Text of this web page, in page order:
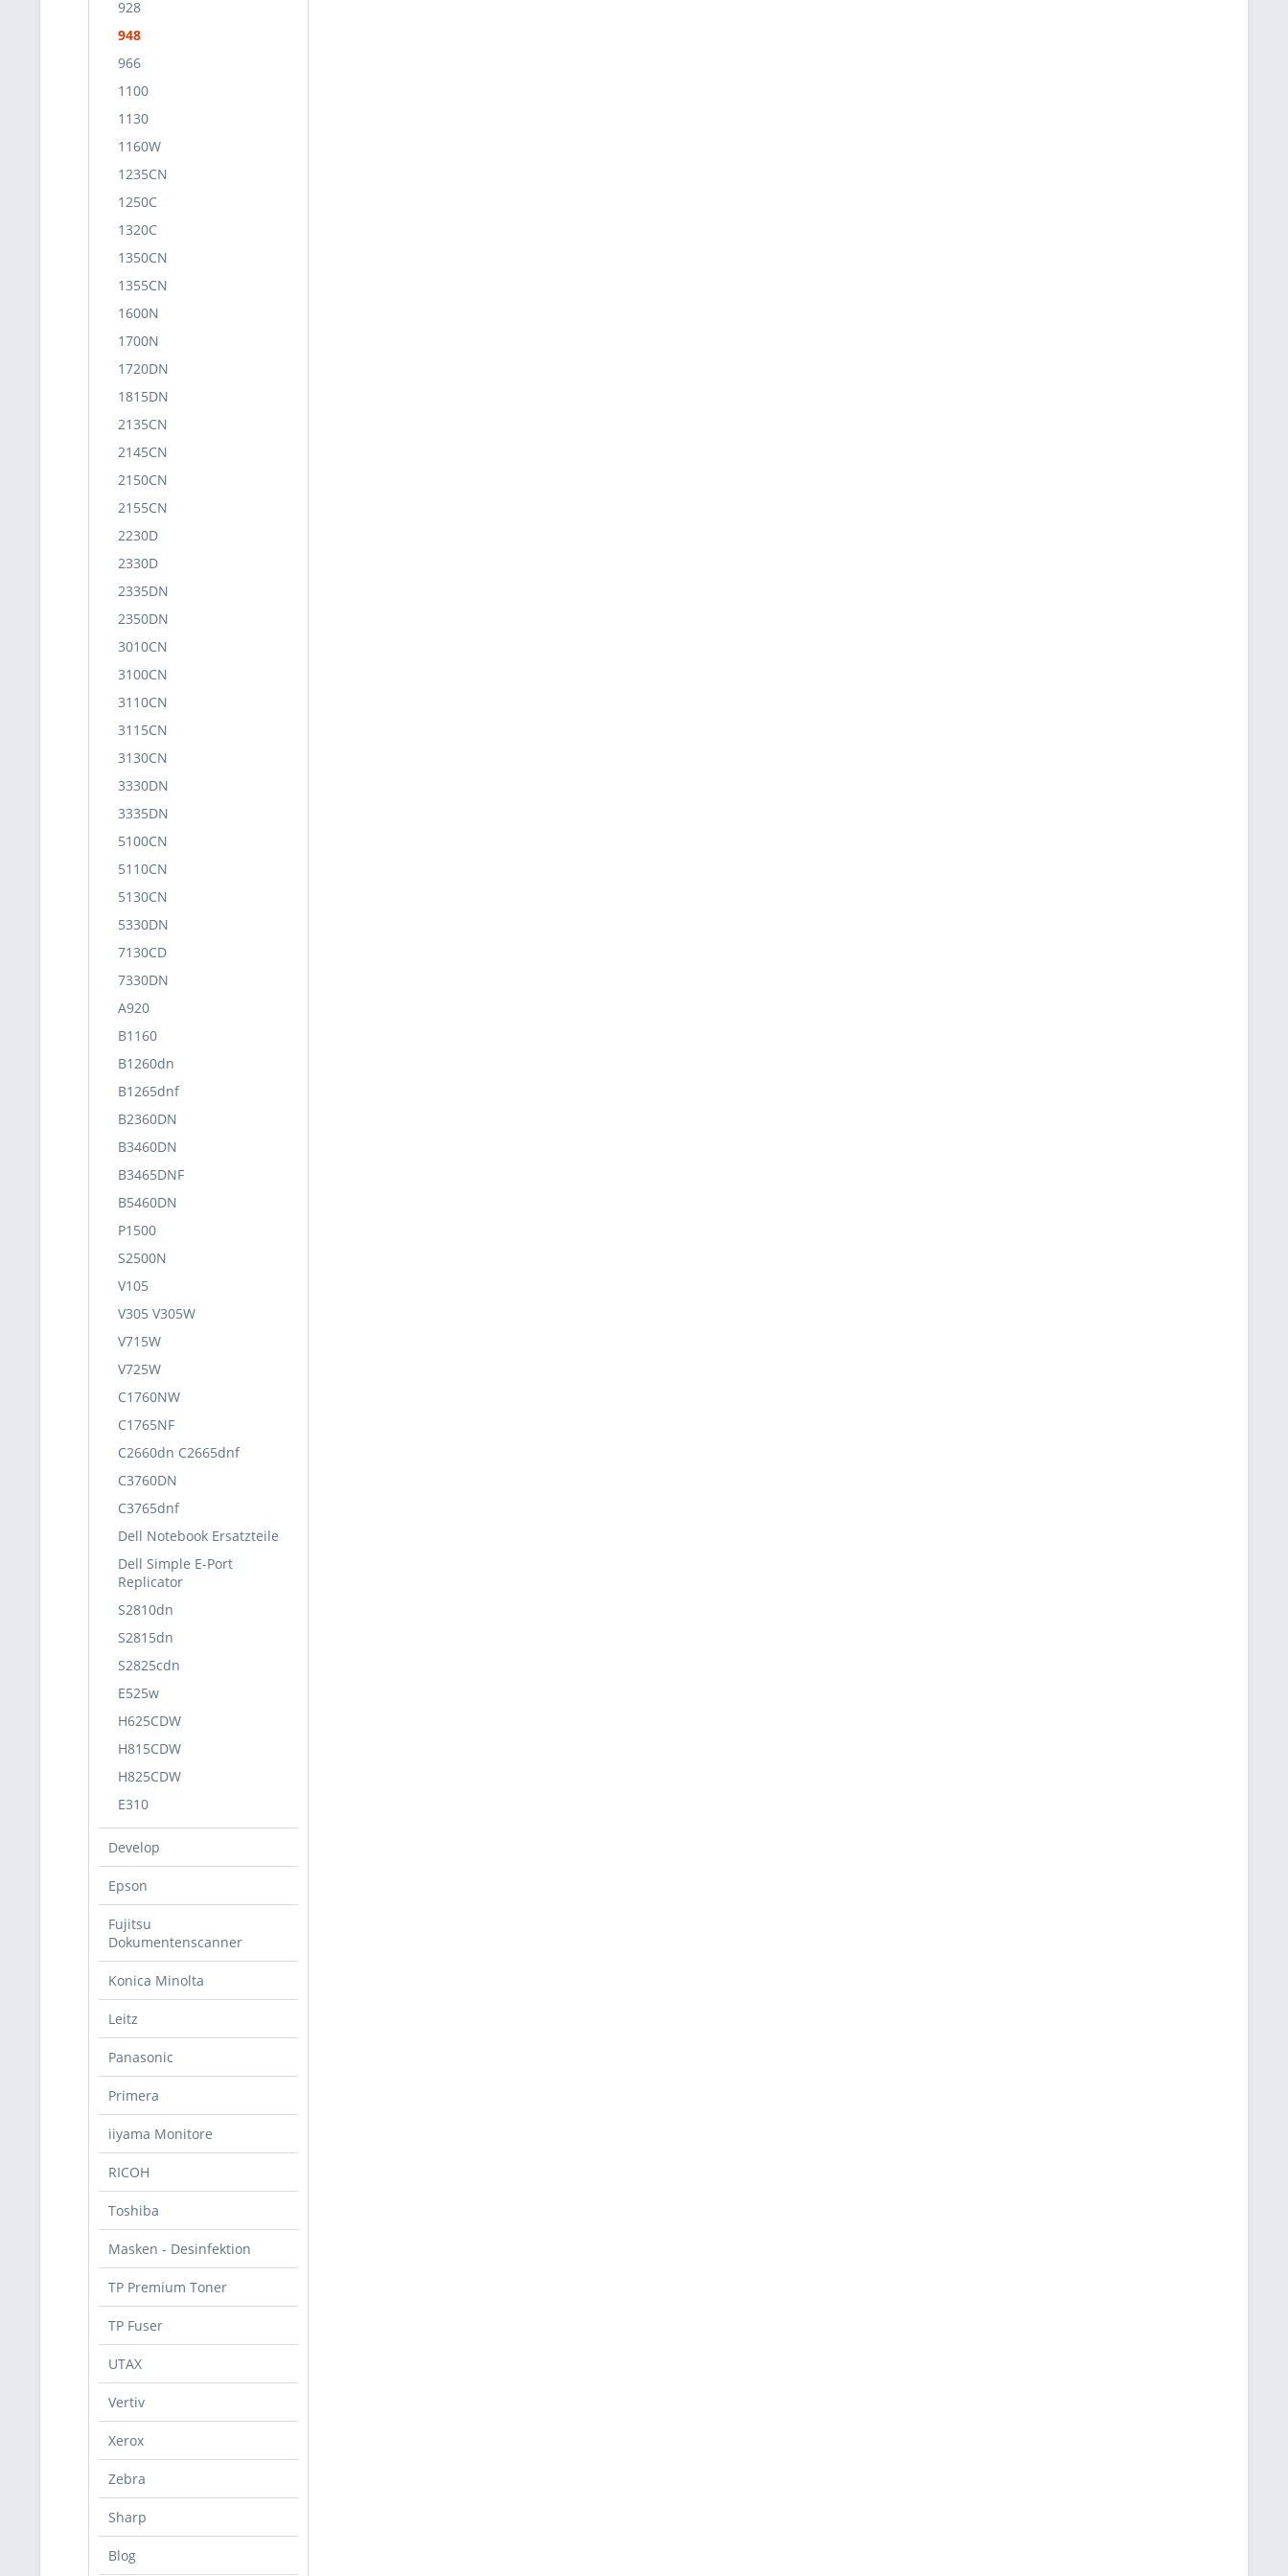
928
948
966
1100
1130
1160W
1235CN
1250C
1320C
1350CN
1355CN
1600N
1700N
1720DN
1815DN
2135CN
2145CN
2150CN
2155CN
2230D
2330D
2335DN
2350DN
3010CN
3100CN
3110CN
3115CN
3130CN
3330DN
3335DN
5100CN
5110CN
5130CN
5330DN
7130CD
7330DN
A920
B1160
B1260dn
B1265dnf
B2360DN
B3460DN
B3465DNF
B5460DN
P1500
S2500N
V105
V305 V305W
V715W
V725W
C1760NW
C1765NF
C2660dn C2665dnf
C3760DN
C3765dnf
Dell Notebook Ersatzteile
Dell Simple E-Port
Replicator
S2810dn
S2815dn
S2825cdn
E525w
H625CDW
H815CDW
H825CDW
E310
Develop
Epson
Fujitsu
Dokumentenscanner
Konica Minolta
Leitz
Panasonic
Primera
iiyama Monitore
RICOH
Toshiba
Masken - Desinfektion
TP Premium Toner
TP Fuser
UTAX
Vertiv
Xerox
Zebra
Sharp
Blog